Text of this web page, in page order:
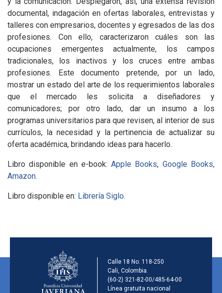
documental, indagación en ofertas laborales, entrevistas y
talleres con empresarios, docentes y egresados de las dos
profesiones. Con ello, caracterizaron cuáles son las
ocupaciones emergentes actualmente, los campos
tradicionales, los inactivos y los cruces entre ambas
profesiones. Este documento pretende, por un lado,
mostrar un estado del arte de los requerimientos laborales
que el mercado les solicita a diseñadores y
comunicadores; por otro lado, dar un insumo a los
programas universitarios para que revisen, al interior de sus
currículos, la necesidad y la pertinencia de actualizar su
oferta académica, brindando ideas para hacerlo.
Libro disponible en e-book:Apple Books, Google Books,
Amazon.
Libro disponible en: Librería Siglo.
Información de la
Calle 18 No. 118-250
Cali, Colombia.
(60-2) 321-82-00/485-64-00
Línea gratuita nacional